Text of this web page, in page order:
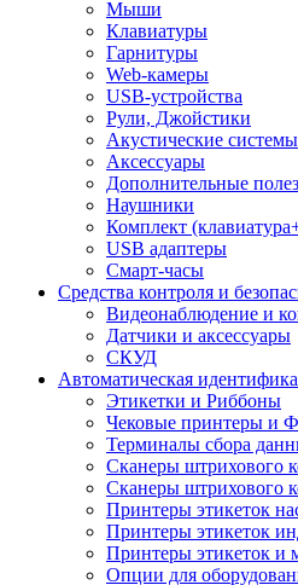
Мыши
Клавиатуры
Гарнитуры
Web-камеры
USB-устройства
Рули, Джойстики
Акустические системы
Аксессуары
Дополнительные
Наушники
Комплект
USB адаптеры
Смарт-часы
Средства контроля и
Видеонаблюдение и
Датчики и аксессуары
СКУД
Автоматическая
Этикетки и Риббоны
Чековые принтеры и
Терминалы сбора
Сканеры штрихового
Сканеры штрихового
Принтеры этикеток
Принтеры этикеток
Принтеры этикеток и
Опции для